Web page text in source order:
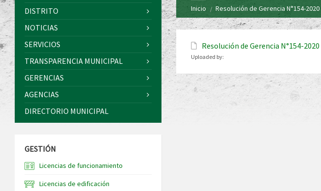
Inicio Resolución de Gerencia N°154-2020
Resolución de Gerencia N°154-2020
Uploaded by:
DISTRITO
NOTICIAS
SERVICIOS
TRANSPARENCIA MUNICIPAL
GERENCIAS
AGENCIAS
DIRECTORIO MUNICIPAL
GESTIÓN
Licencias de funcionamiento
Licencias de edificación